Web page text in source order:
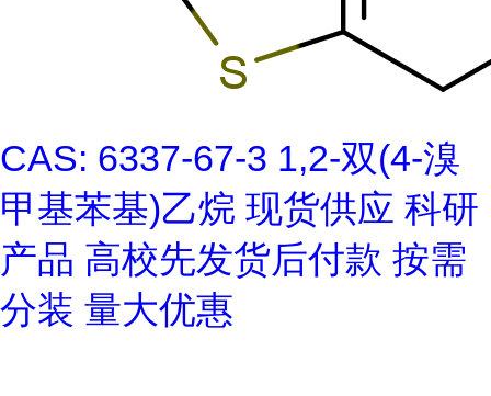
CAS: 6337-67-3 1,2-双(4-溴
甲基苯基)乙烷 现货供应 科研
产品 高校先发货后付款 按需
分装 量大优惠